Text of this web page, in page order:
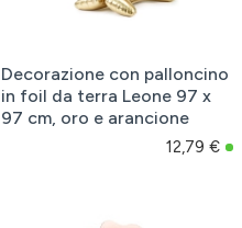
Decorazione con palloncino
in foil da terra Leone 97 x
97 cm, oro e arancione
12,79 €